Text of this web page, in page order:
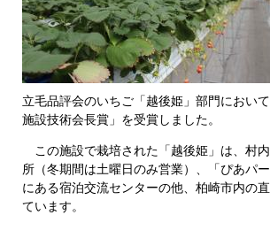
立毛品評会のいちご「越後姫」部門におい
施設技術会長賞」を受賞しました。
この施設で栽培された「越後姫」は、村
所（冬期間は土曜日のみ営業）、「ぴあパ
にある宿泊交流センターの他、柏崎市内の
ています。